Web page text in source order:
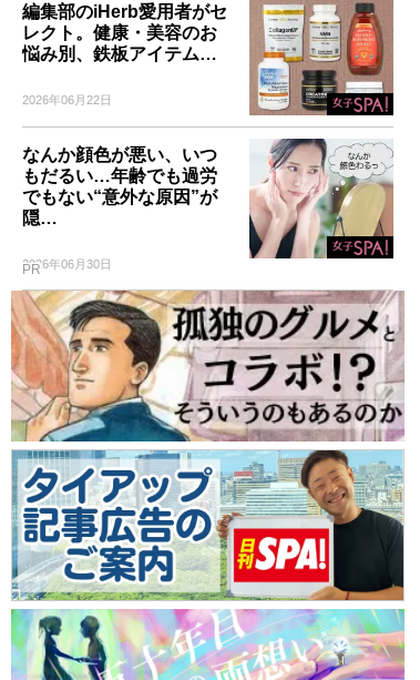
編集部のiHerb愛用者がセ
レクト。健康・美容のお
悩み別、鉄板アイテム…
2026年06月22日
なんか顔色が悪い、いつ
もだるい…年齢でも過労
でもない“意外な原因”が
隠…
2026年06月30日
PR